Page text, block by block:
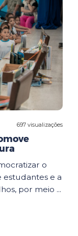
697 visualizações
o
estudantes e a
por meio ...